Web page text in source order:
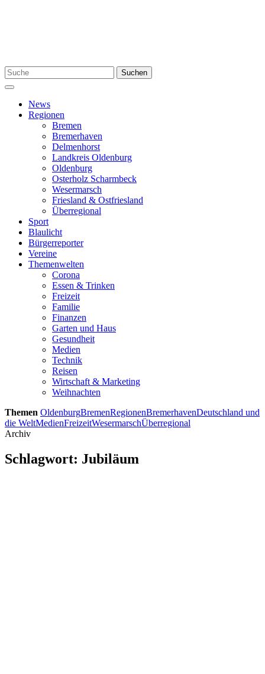
Suchen
nach:
Suchen
Menü
News
Regionen
Bremen
Bremerhaven
Delmenhorst
Landkreis Oldenburg
Oldenburg
Osterholz Scharmbeck
Wesermarsch
Friesland & Ostfriesland
Überregional
Sport
Blaulicht
Bürgerreporter
Vereine
Themenwelten
Corona
Essen & Trinken
Freizeit
Familie
Finanzen
Garten und Haus
Gesundheit
Medien
Technik
Reisen
Wirtschaft & Marketing
Weihnachten
Themen OldenburgBremenRegionenBremerhavenDeutschland und
die WeltMedienFreizeitWesermarschÜberregional
Archiv
Schlagwort: Jubiläum